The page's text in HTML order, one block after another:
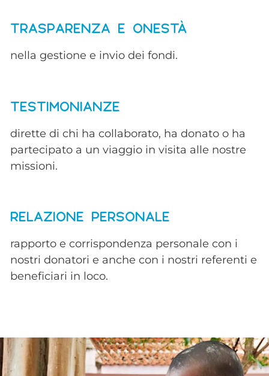
TRASPARENZA E ONESTÀ
nella gestione e invio dei fondi.
TESTIMONIANZE
dirette di chi ha collaborato, ha donato o ha
partecipato a un viaggio in visita alle nostre
missioni.
RELAZIONE PERSONALE
rapporto e corrispondenza personale con i
nostri donatori e anche con i nostri referenti e
beneficiari in loco.